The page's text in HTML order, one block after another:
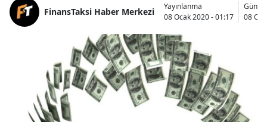
FinansTaksi Haber Merkezi
Yayınlanma
08 Ocak 2020 - 01:17
08